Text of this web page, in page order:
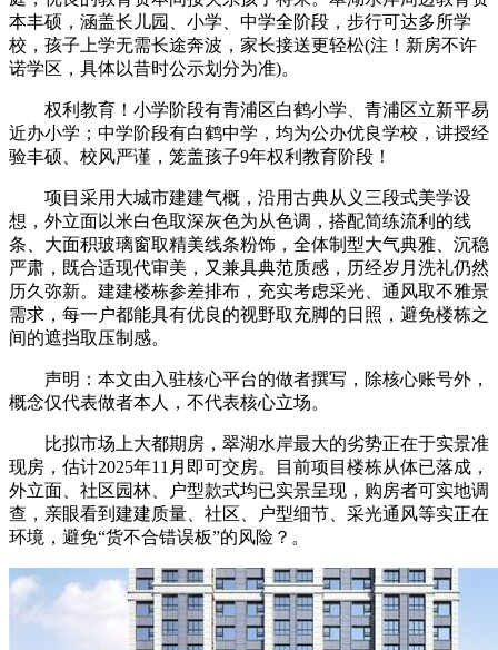
本丰硕，涵盖长儿园、小学、中学全阶段，步行可达多所学
校，孩子上学无需长途奔波，家长接送更轻松(注！新房不许
诺学区，具体以昔时公示划分为准)。
权利教育！小学阶段有青浦区白鹤小学、青浦区立新平易
近办小学；中学阶段有白鹤中学，均为公办优良学校，讲授经
验丰硕、校风严谨，笼盖孩子9年权利教育阶段！
项目采用大城市建建气概，沿用古典从义三段式美学设
想，外立面以米白色取深灰色为从色调，搭配简练流利的线
条、大面积玻璃窗取精美线条粉饰，全体制型大气典雅、沉稳
严肃，既合适现代审美，又兼具典范质感，历经岁月洗礼仍然
历久弥新。建建楼栋参差排布，充实考虑采光、通风取不雅景
需求，每一户都能具有优良的视野取充脚的日照，避免楼栋之
间的遮挡取压制感。
声明：本文由入驻核心平台的做者撰写，除核心账号外，
概念仅代表做者本人，不代表核心立场。
比拟市场上大都期房，翠湖水岸最大的劣势正在于实景准
现房，估计2025年11月即可交房。目前项目楼栋从体已落成，
外立面、社区园林、户型款式均已实景呈现，购房者可实地调
查，亲眼看到建建质量、社区、户型细节、采光通风等实正在
环境，避免“货不合错误板”的风险？。